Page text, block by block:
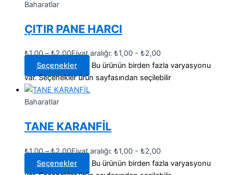
Baharatlar
ÇITIR PANE HARCI
₺1,00 –₺2,00Fiyat aralığı: ₺1,00 - ₺2,00
Seçenekler
Bu ürünün birden fazla varyasyonu
var. Seçenekler ürün sayfasından seçilebilir
Baharatlar
TANE KARANFİL
₺1,00 –₺2,00Fiyat aralığı: ₺1,00 - ₺2,00
Seçenekler
Bu ürünün birden fazla varyasyonu